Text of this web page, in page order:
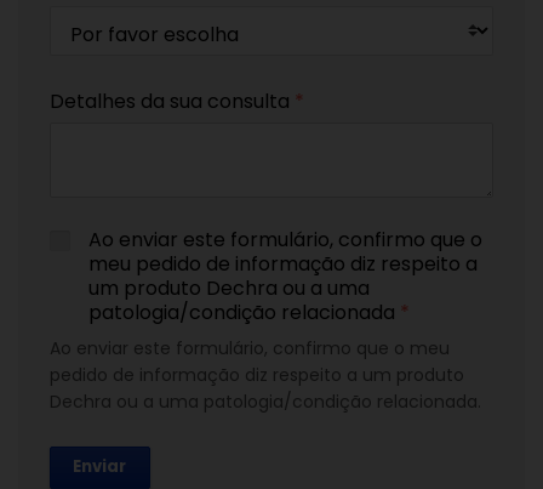
Detalhes da sua consulta *
Ao enviar este formulário, confirmo que o
meu pedido de informação diz respeito a
um produto Dechra ou a uma
patologia/condição relacionada *
Ao enviar este formulário, confirmo que o meu
pedido de informação diz respeito a um produto
Dechra ou a uma patologia/condição relacionada.
Enviar